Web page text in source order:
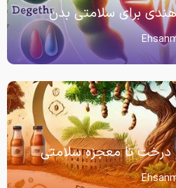
برای سلامتی بدن
تا معجزه سلامتی